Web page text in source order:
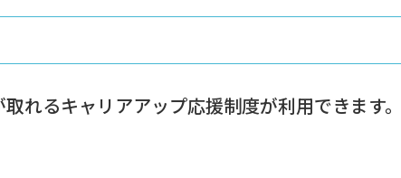
れるキャリアアップ応援制度が利用できます。